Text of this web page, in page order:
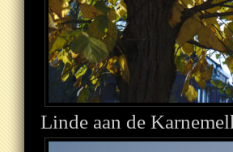
Linde aan de